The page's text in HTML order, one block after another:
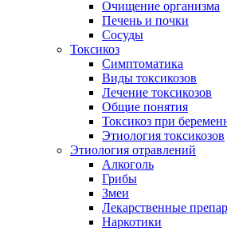
Очищение организма
Печень и почки
Сосуды
Токсикоз
Cимптоматика
Виды токсикозов
Лечение токсикозов
Общие понятия
Токсикоз при
Этиология токсикозов
Этиология отравлений
Алкоголь
Грибы
Змеи
Лекарственные
Наркотики